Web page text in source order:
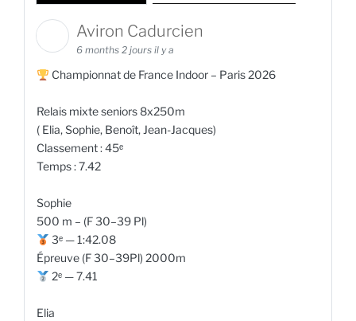
Aviron Cadurcien
6 months 2 jours il y a
Championnat de France Indoor – Paris 2026
Relais mixte seniors 8x250m
( Elia, Sophie, Benoît, Jean-Jacques)
Classement : 45ᵉ
Temps : 7.42
Sophie
500 m – (F 30–39 Pl)
3ᵉ — 1:42.08
Épreuve (F 30–39Pl) 2000m
2ᵉ — 7.41
Elia